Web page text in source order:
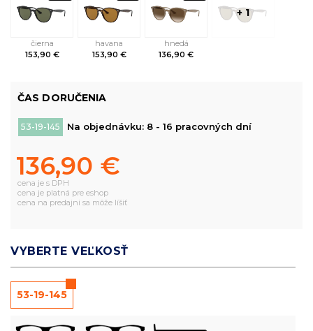
čierna
153,90 €
havana
153,90 €
hnedá
136,90 €
+ 1
ČAS DORUČENIA
53-19-145 Na objednávku: 8 - 16 pracovných dní
136,90 €
cena je s DPH
cena je platná pre eshop
cena na predajni sa môže líšiť
VYBERTE VEĽKOSŤ
53-19-145